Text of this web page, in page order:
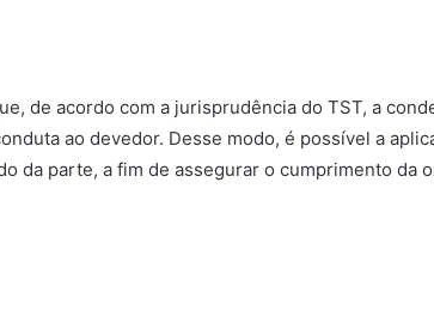
de acordo com a jurisprudência do TST, a
ao devedor. Desse modo, é possível a
da parte, a fim de assegurar o cumprimento da